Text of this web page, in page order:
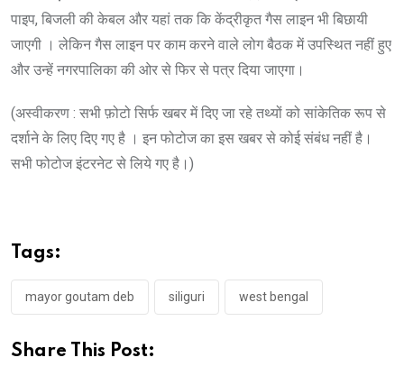
पाइप, बिजली की केबल और यहां तक ​​कि केंद्रीकृत गैस लाइन भी बिछायी
जाएगी । लेकिन गैस लाइन पर काम करने वाले लोग बैठक में उपस्थित नहीं हुए
और उन्हें नगरपालिका की ओर से फिर से पत्र दिया जाएगा।
(अस्वीकरण : सभी फ़ोटो सिर्फ खबर में दिए जा रहे तथ्यों को सांकेतिक रूप से
दर्शाने के लिए दिए गए है । इन फोटोज का इस खबर से कोई संबंध नहीं है।
सभी फोटोज इंटरनेट से लिये गए है।)
Tags:
mayor goutam deb siliguri west bengal
Share This Post: